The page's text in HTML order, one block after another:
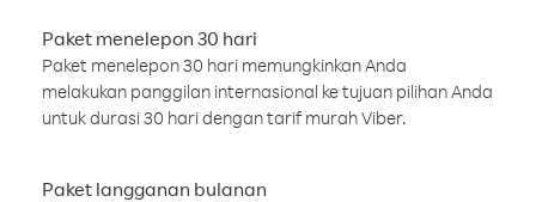
Paket menelepon 30 hari
Paket menelepon 30 hari memungkinkan Anda
melakukan panggilan internasional ke tujuan pilihan Anda
untuk durasi 30 hari dengan tarif murah Viber.
Paket langganan bulanan